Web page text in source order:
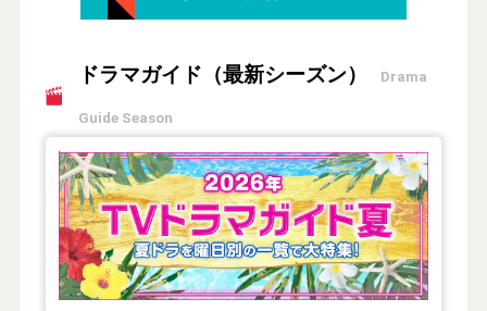
ドラマガイド（最新シーズン） Drama
Guide Season
【2026年夏】TVドラマガイド